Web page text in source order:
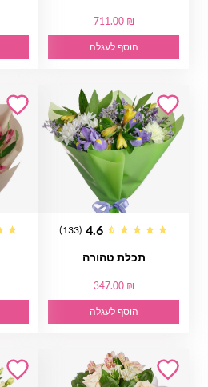
711.00 ₪
הוסף לעגלה
4.6
(133)
תכלת טהורה
347.00 ₪
הוסף לעגלה